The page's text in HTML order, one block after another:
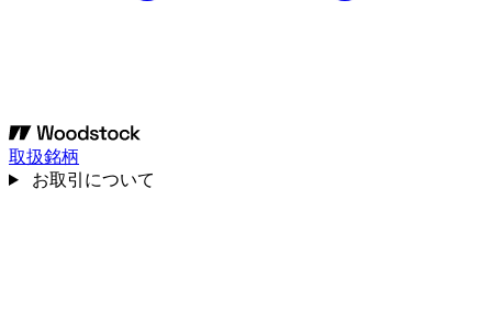
取扱銘柄
お取引について